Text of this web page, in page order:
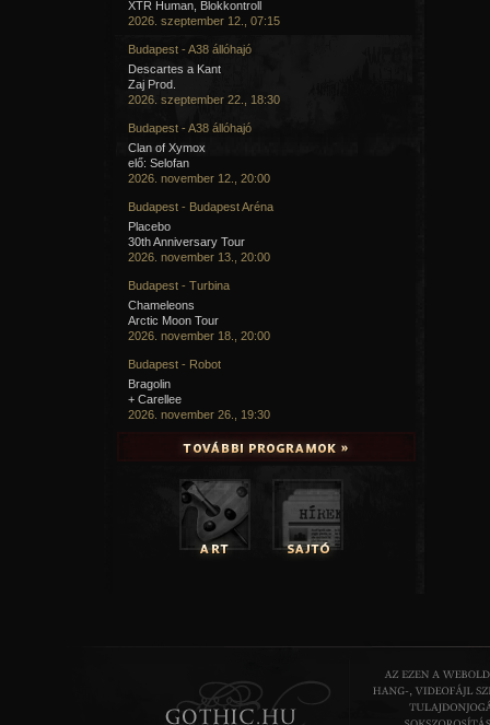
XTR Human, Blokkontroll
2026. szeptember 12., 07:15
Budapest - A38 állóhajó
Descartes a Kant
Zaj Prod.
2026. szeptember 22., 18:30
Budapest - A38 állóhajó
Clan of Xymox
elő: Selofan
2026. november 12., 20:00
Budapest - Budapest Aréna
Placebo
30th Anniversary Tour
2026. november 13., 20:00
Budapest - Turbina
Chameleons
Arctic Moon Tour
2026. november 18., 20:00
Budapest - Robot
Bragolin
+ Carellee
2026. november 26., 19:30